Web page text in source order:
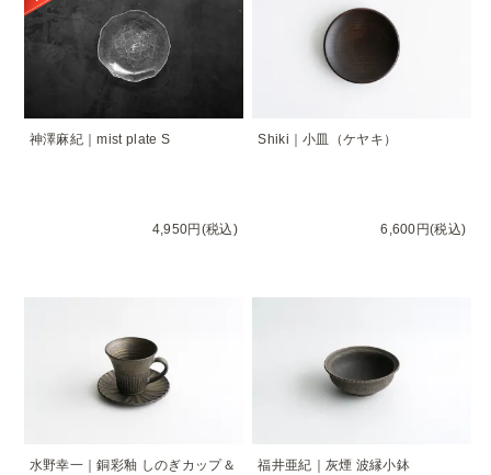
神澤麻紀｜mist plate S
4,950円(税込)
Shiki｜小皿（ケヤキ）
6,600円(税込)
水野幸一｜銅彩釉 しのぎカップ＆
福井亜紀｜灰煙 波縁小鉢